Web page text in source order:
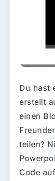
Du hast
erstellt
einen
teilen?
Code